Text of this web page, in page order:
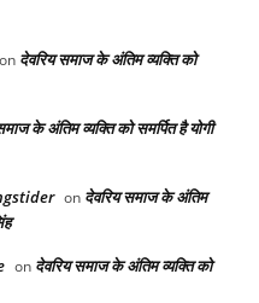
on देवरिय समाज के अंतिम व्यक्ति को
के अंतिम व्यक्ति को समर्पित है योगी
on देवरिय समाज के अंतिम
on देवरिय समाज के अंतिम व्यक्ति को